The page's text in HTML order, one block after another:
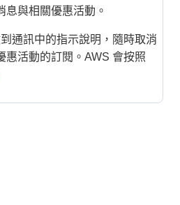
息與相關優惠活動。
通訊中的指示說明，隨時取消
惠活動的訂閱。AWS 會按照